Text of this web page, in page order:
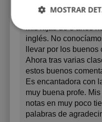
5+
Mis hijas de 8 años
inglés. No
llevar por los
Ahora tras varias
estos buenos
Es encantadora con
muy buena profe.
notas en muy poco
palabras de
MOSTRAR